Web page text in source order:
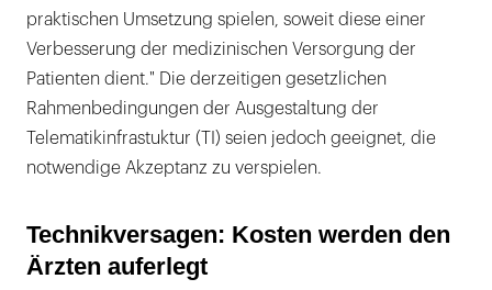
praktischen Umsetzung spielen, soweit diese einer
Verbesserung der medizinischen Versorgung der
Patienten dient." Die derzeitigen gesetzlichen
Rahmenbedingungen der Ausgestaltung der
Telematikinfrastuktur (TI) seien jedoch geeignet, die
notwendige Akzeptanz zu verspielen.
Technikversagen: Kosten werden den
Ärzten auferlegt